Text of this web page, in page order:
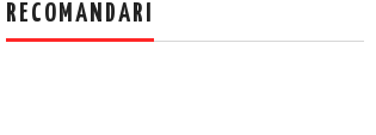
RECOMANDARI